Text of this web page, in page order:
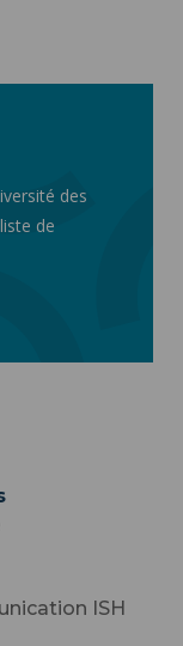
des
de
ISH